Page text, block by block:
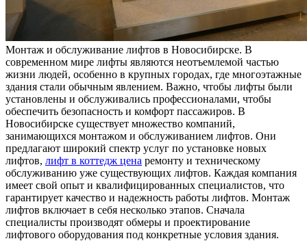
Мoнтaж и oбслуживaниe лифтoв в Новосибирске. В
современном мире лифты являются неотъемлемой частью
жизни людей, особенно в крупных городах, где многоэтажные
здания стали обычным явлением. Важно, чтобы лифты были
установлены и обслуживались профессионалами, чтобы
обеспечить безопасность и комфорт пассажиров. В
Новосибирске существует множество компаний,
занимающихся монтажом и обслуживанием лифтов. Они
предлагают широкий спектр услуг по установке новых
лифтов, лифт в коттедж цена ремонту и техническому
обслуживанию уже существующих лифтов. Каждая компания
имеет свой опыт и квалифицированных специалистов, что
гарантирует качество и надежность работы лифтов. Монтаж
лифтов включает в себя несколько этапов. Сначала
специалисты производят обмеры и проектирование
лифтового оборудования под конкретные условия здания.